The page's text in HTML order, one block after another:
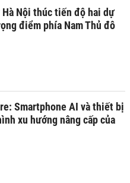
Hà Nội thúc tiến độ hai dự
điểm phía Nam Thủ đô
Smartphone AI và thiết bị
xu hướng nâng cấp của